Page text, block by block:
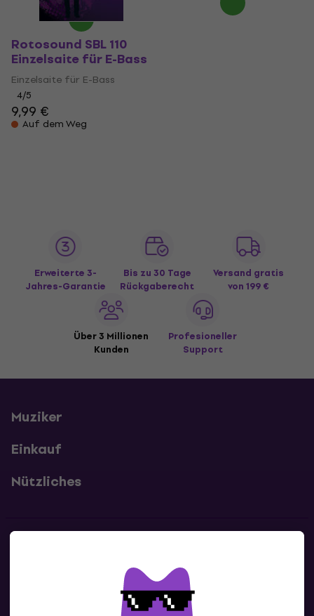
Rotosound SBL 110
Einzelsaite für E-Bass
Einzelsaite für E-Bass
4/5
9,99 €
Auf dem Weg
Erweiterte 3-
Jahres-Garantie
Bis zu 30 Tage
Rückgaberecht
Versand gratis
von 199 €
Über 3 Millionen
Kunden
Profesioneller
Support
Muziker
Einkauf
Nützliches
Kontaktiere uns